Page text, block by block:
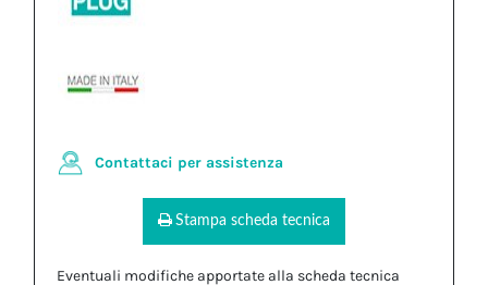
Contattaci per assistenza
Stampa scheda tecnica
Eventuali modifiche apportate alla scheda tecnica